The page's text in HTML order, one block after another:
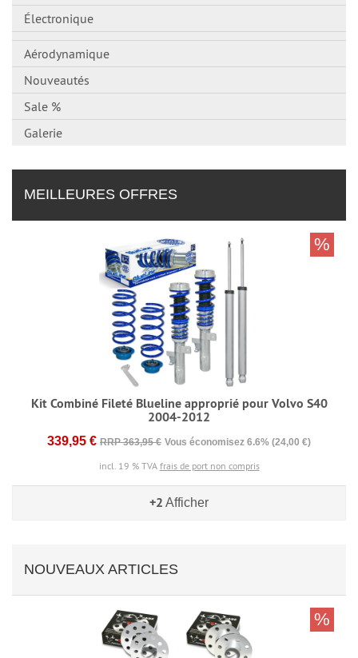
Électronique
Aérodynamique
Nouveautés
Sale %
Galerie
MEILLEURES OFFRES
Kit Combiné Fileté Blueline approprié pour Volvo S40
2004-2012
339,95 € RRP 363,95 € Vous économisez 6.6% (24,00 €)
incl. 19 % TVA frais de port non compris
%
+2 Afficher
NOUVEAUX ARTICLES
%